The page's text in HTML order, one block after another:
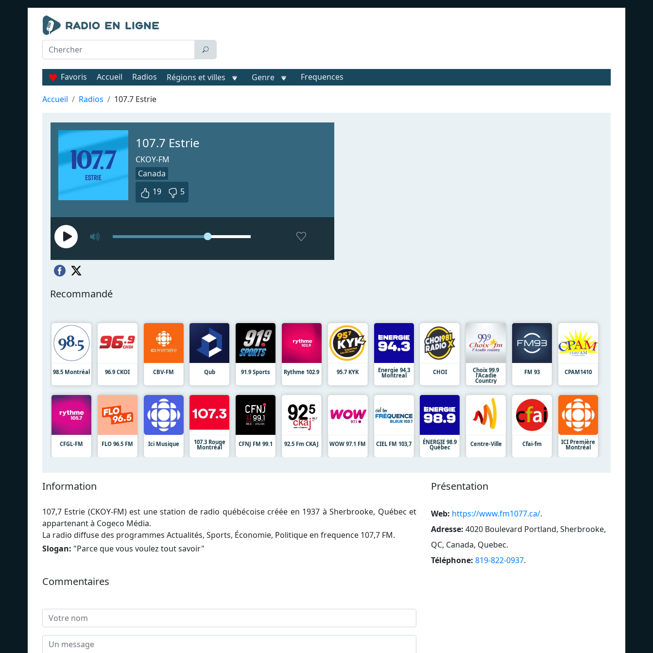
Favoris Accueil Radios Régions et villes Genre Frequences
Accueil Radios 107.7 Estrie
107.7 Estrie
CKOY-FM
Canada
19
5
Recommandé
98.5 Montréal 96.9 CKOI CBV-FM Qub 91.9 Sports Rythme 102.9 95.7 KYK Energie 94.3
Montreal CHOI Choix 99.9
l'Acadie
Country
FM 93 CPAM1410
CFGL-FM FLO 96.5 FM Ici Musique 107.3 Rouge
Montréal CFNJ FM 99.1 92.5 Fm CKAJ WOW 97.1 FM CIEL FM 103,7 ÉNERGIE 98.9
Québec Centre-Ville Cfai-fm ICI Première
Montréal
Information
107,7 Estrie (CKOY-FM) est une station de radio québécoise créée en 1937 à Sherbrooke, Québec et
appartenant à Cogeco Média.
La radio diffuse des programmes Actualités, Sports, Économie, Politique en frequence 107,7 FM.
Slogan: "Parce que vous voulez tout savoir"
Présentation
Web: https://www.fm1077.ca/.
Adresse: 4020 Boulevard Portland, Sherbrooke,
QC, Canada, Quebec.
Téléphone: 819-822-0937.
Commentaires